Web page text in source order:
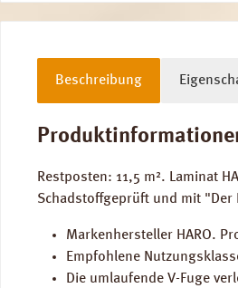
Beschreibung
Restposten: 11,5 m². Laminat
Schadstoffgeprüft und mit "Der
Markenhersteller HARO.
Empfohlene
Die umlaufende V-Fuge